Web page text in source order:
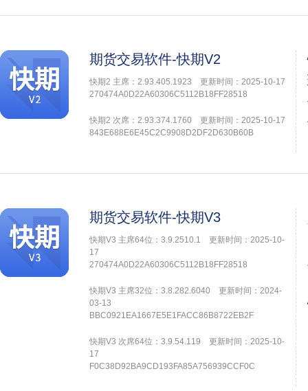
期货交易软件-快期V2
快期2 主席：2.93.405.1923 更新时间：2025-10-17
270474A0D22A60306C5112B18FF28518
快期2 次席：2.93.374.1760 更新时间：2025-10-17
843E688E6E45C2C9908D2DF2D630B60B
期货交易软件-快期V3
快期V3 主席64位：3.9.2510.1 更新时间：2025-10-
17
270474A0D22A60306C5112B18FF28518
快期V3 主席32位：3.8.282.6040 更新时间：2024-
03-13
BBC0921EA1667E5E1FACC86B8722EB2F
快期V3 次席64位：3.9.54.119 更新时间：2025-10-
17
F0C38D92BA9CD193FA85A756939CCF0C